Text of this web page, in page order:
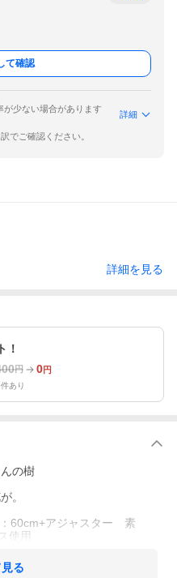
て確認
が少ない場合があります
詳細
でご確認ください。
詳細を見る
！
円 0円
あり
の樹
。
60cm+アジャスター 素
使用
る